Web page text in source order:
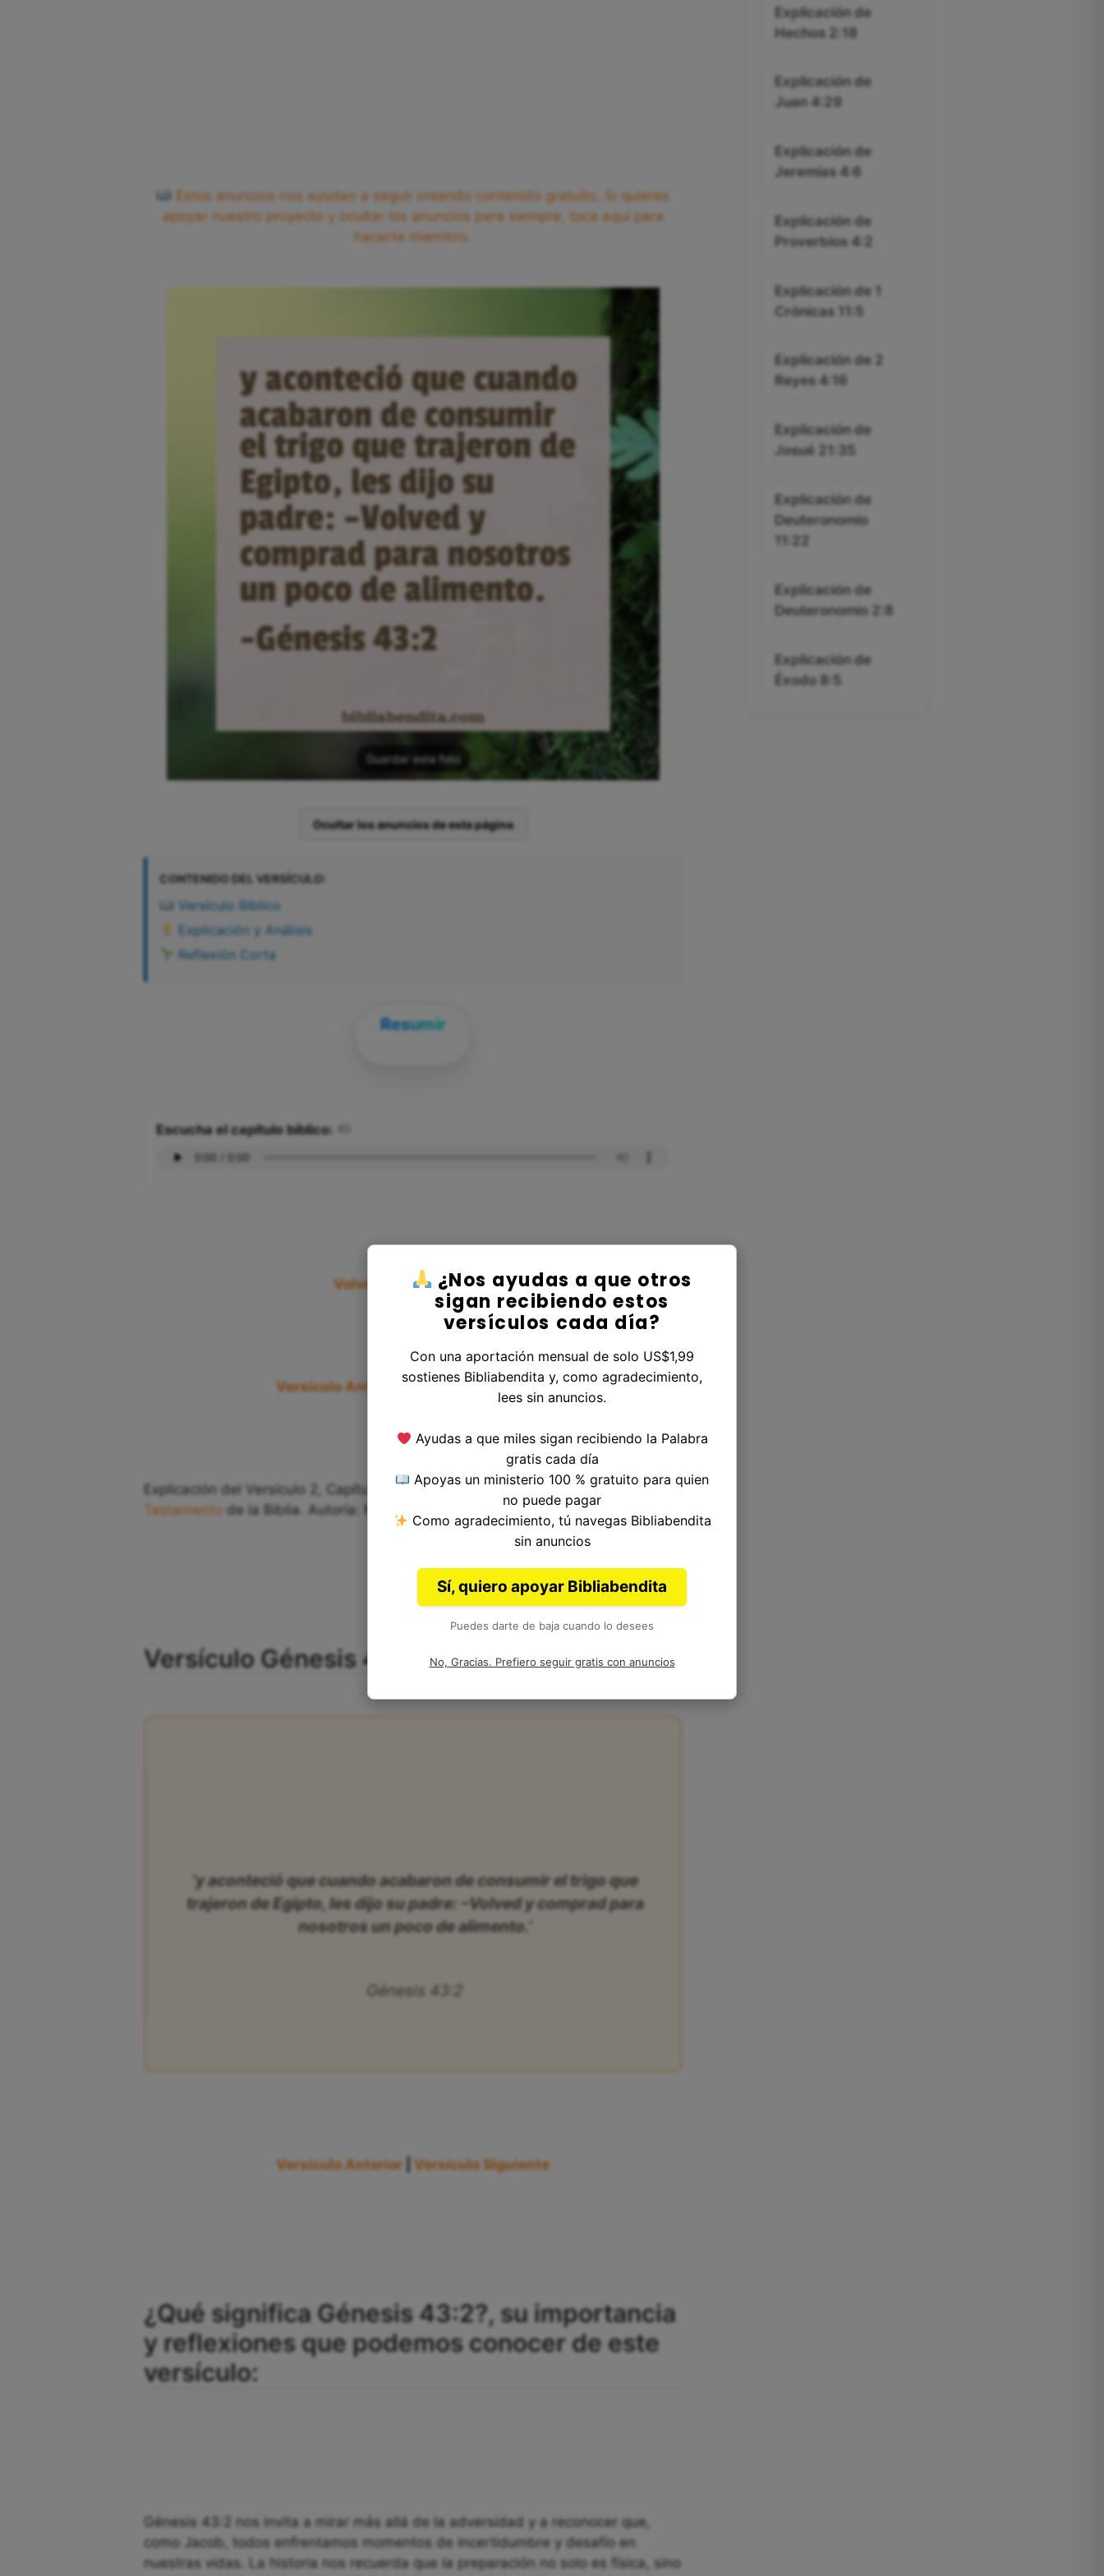
Estos anuncios nos ayudan a seguir creando contenido gratuito. Si quieres
apoyar nuestro proyecto y ocultar los anuncios para siempre, toca aquí para
hacerte miembro.
Guardar esta foto
Ocultar los anuncios de esta página
CONTENIDO DEL VERSÍCULO:
Versículo Bíblico
Explicación y Análisis
Reflexión Corta
Resumir
Escucha el capítulo bíblico:
Volver al Libro Génesis
Versículo Anterior|Versículo Siguiente
Explicación del Versículo 2, Capítulo 43, Libro de Génesis delAntiguo
Testamentode la Biblia. Autoría: Moisés.
Versículo Génesis 43:2 en la Biblia
‘y aconteció que cuando acabaron de consumir el trigo que
trajeron de Egipto, les dijo su padre: –Volved y comprad para
nosotros un poco de alimento.’
Génesis 43:2
Versículo Anterior |Versículo Siguiente
¿Qué significa Génesis 43:2?, su importancia
y reflexiones que podemos conocer de este
versículo:
Génesis 43:2 nos invita a mirar más allá de la adversidad y a reconocer que,
como Jacob, todos enfrentamos momentos de incertidumbre y desafío en
nuestras vidas. La historia nos recuerda que la preparación no solo es física, sino
Explicación de
Hechos 2:18
Explicación de
Juan 4:29
Explicación de
Jeremías 4:6
Explicación de
Proverbios 4:2
Explicación de 1
Crónicas 11:5
Explicación de 2
Reyes 4:16
Explicación de
Josué 21:35
Explicación de
Deuteronomio
Explicación de
Deuteronomio 2:8
Explicación de
Éxodo 8:5
¿Nos ayudas a que otros
sigan recibiendo estos
versículos cada día?
Con una aportación mensual de solo US$1,99
sostienes Bibliabendita y, como agradecimiento,
lees sin anuncios.
Ayudas a que miles sigan recibiendo la Palabra
gratis cada día
Apoyas un ministerio 100 % gratuito para quien
no puede pagar
Como agradecimiento, tú navegas Bibliabendita
sin anuncios
Sí, quiero apoyar Bibliabendita
Puedes darte de baja cuando lo desees
No, Gracias. Prefiero seguir gratis con anuncios